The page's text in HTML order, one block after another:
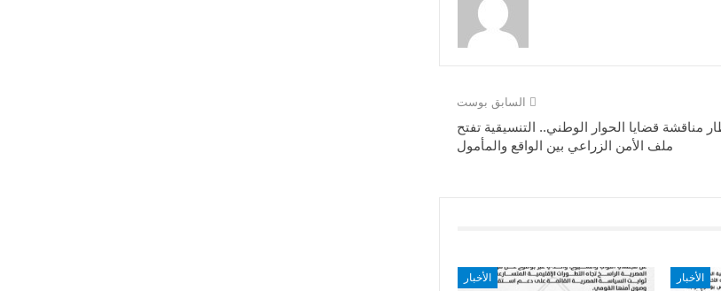
السابق بوست
مناقشة قضايا الحوار الوطني.. التنسيقية تفتح
ملف الأمن الزراعي بين الواقع والمأمول
الأخبار الأخبار